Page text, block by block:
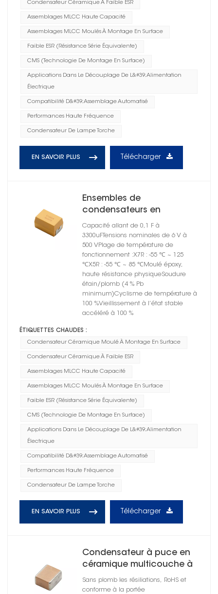
Condensateur Céramique À Faible ESR
Assemblages MLCC Haute Capacité
Assemblages MLCC Moulés À Montage En Surface
Faible ESR (résistance Série Équivalente)
CMS (technologie De Montage En Surface)
Applications Dans Le Découplage De L&#39;alimentation
Électrique
Compatibilité D&#39;assemblage Automatisé
Performances Haute Fréquence
Condensateur De Lampe Torche
EN SAVOIR PLUS Télécharger
Ensembles de
condensateurs en
céramique moulés à
montage en surface série
CT4502 X7S
Capacité allant de 0,1 F à
3300uFTensions nominales de 6 V à
500 VPlage de température de
fonctionnement :X7R : -55 ℃ ~ 125
℃X5R : -55 ℃ ~ 85 ℃Moulé époxy,
haute résistance physiqueSoudure
étain/plomb (4 % Pb
minimum)Cyclisme de température à
100 %Vieillissement à l’état stable
accéléré à 100 %
ÉTIQUETTES CHAUDES :
Condensateur Céramique Moulé À Montage En Surface
Condensateur Céramique À Faible ESR
Assemblages MLCC Haute Capacité
Assemblages MLCC Moulés À Montage En Surface
Faible ESR (résistance Série Équivalente)
CMS (technologie De Montage En Surface)
Applications Dans Le Découplage De L&#39;alimentation
Électrique
Compatibilité D&#39;assemblage Automatisé
Performances Haute Fréquence
Condensateur De Lampe Torche
EN SAVOIR PLUS Télécharger
Condensateur à puce en
céramique multicouche à
Q élevé 0805
Sans plomb les résiliations, RoHS et
conforme à la portée